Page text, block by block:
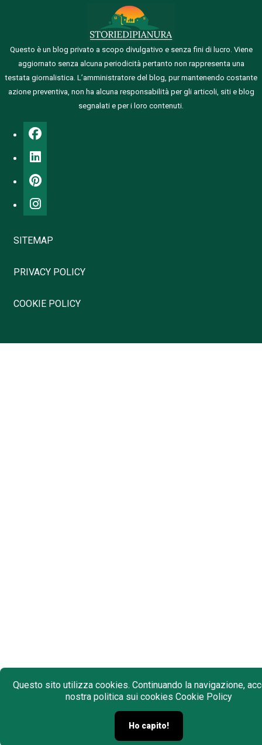
Questo è un blog privato a scopo divulgativo e senza fini di lucro. Viene
aggiornato senza alcuna periodicità pertanto non rappresenta una
testata giornalistica. L’amministratore del blog, pur mantenendo costante
azione preventiva, non ha alcuna responsabilità per gli articoli, siti e blog
segnalati e per i loro contenuti.
SITEMAP
PRIVACY POLICY
COOKIE POLICY
Questo sito utilizza cookies. Continuando la navigazione,
nostra politica sui cookies Cookie Policy
Ho capito!